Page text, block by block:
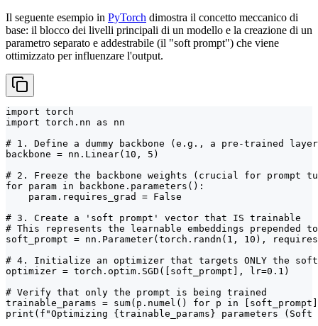
Il seguente esempio in PyTorch dimostra il concetto meccanico di
base: il blocco dei livelli principali di un modello e la creazione di un
parametro separato e addestrabile (il "soft prompt") che viene
ottimizzato per influenzare l'output.
import torch
import torch.nn as nn
# 1. Define a dummy backbone (e.g., a pre-trained
backbone = nn.Linear(10, 5)
# 2. Freeze the backbone weights (crucial for prompt
for param in backbone.parameters():
    param.requires_grad = False
# 3. Create a 'soft prompt' vector that IS trainable
# This represents the learnable embeddings prepended
soft_prompt = nn.Parameter(torch.randn(1, 10),
# 4. Initialize an optimizer that targets ONLY the soft
optimizer = torch.optim.SGD([soft_prompt], lr=0.1)
# Verify that only the prompt is being trained
trainable_params = sum(p.numel() for p in
print(f"Optimizing {trainable_params} parameters (Soft